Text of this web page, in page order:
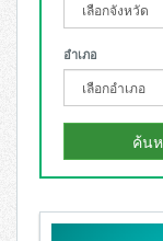
อำเภอ
ค้น